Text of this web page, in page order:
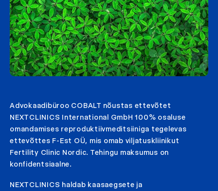
Advokaadibüroo COBALT nõustas ettevõtet
NEXTCLINICS International GmbH 100% osaluse
omandamises reproduktiivmeditsiiniga tegelevas
ettevõttes F-Est OÜ, mis omab viljatuskliinikut
Fertility Clinic Nordic. Tehingu maksumus on
konfidentsiaalne.
NEXTCLINICS haldab kaasaegsete ja